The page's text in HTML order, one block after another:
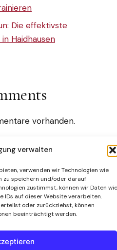
verwalten
verwenden wir Technologien wie
zu speichern und/oder darauf
zustimmst, können wir Daten wie
IDs auf dieser Website verarbeiten.
oder zurückziehst, können
beeinträchtigt werden.
Die effektivste
Haidhausen
vorhanden.
Datenschutz Disclaimer
München 1987 / 2026